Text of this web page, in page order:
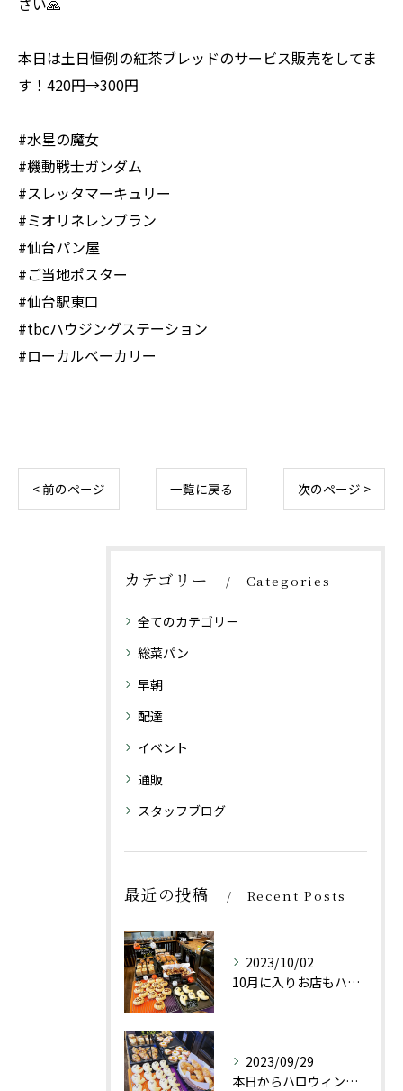
本日は土日恒例の紅茶ブレッドのサービス販売をしてま
す！420円→300円
#水星の魔女
#機動戦士ガンダム
#スレッタマーキュリー
#ミオリネレンブラン
#仙台パン屋
#ご当地ポスター
#仙台駅東口
#tbcハウジングステーション
#ローカルベーカリー
< 前のページ 一覧に戻る 次のページ >
カテゴリー Categories
全てのカテゴリー
総菜パン
早朝
配達
イベント
通販
スタッフブログ
最近の投稿 Recent Posts
2023/10/02
10月に入りお店もハロウィン仕様にしております👻
2023/09/29
本日からハロウィン限定商品としておばけパン(チョコレートクリ...